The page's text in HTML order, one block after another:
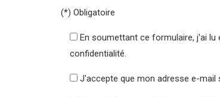
(*) Obligatoire
En soumettant ce formulaire, j'ai
confidentialité.
J'accepte que mon adresse e-mail